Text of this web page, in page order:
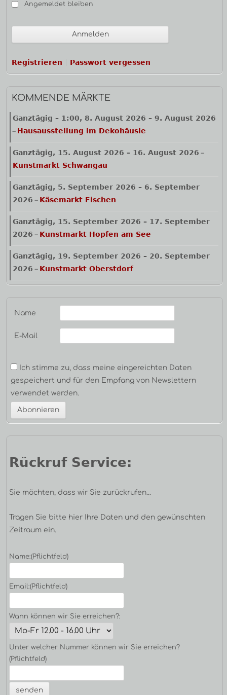
Angemeldet bleiben
Registrieren Passwort vergessen
KOMMENDE MÄRKTE
Ganztägig – 1:00, 8. August 2026 – 9. August 2026
– Hausausstellung im Dekohäusle
Ganztägig, 15. August 2026 – 16. August 2026 –
Kunstmarkt Schwangau
Ganztägig, 5. September 2026 – 6. September
2026 – Käsemarkt Fischen
Ganztägig, 15. September 2026 – 17. September
2026 – Kunstmarkt Hopfen am See
Ganztägig, 19. September 2026 – 20. September
2026 – Kunstmarkt Oberstdorf
Name
E-Mail
Ich stimme zu, dass meine eingereichten Daten
gespeichert und für den Empfang von Newslettern
verwendet werden.
Rückruf Service:
Sie möchten, dass wir Sie zurückrufen...
Tragen Sie bitte hier Ihre Daten und den gewünschten
Zeitraum ein.
Name:(Pflichtfeld)
Email:(Pflichtfeld)
Wann können wir Sie erreichen?:
Unter welcher Nummer können wir Sie erreichen?
(Pflichtfeld)